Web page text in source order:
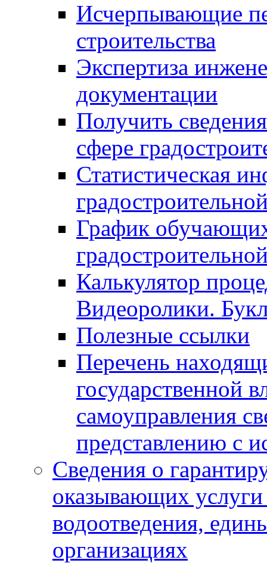
Исчерпывающие
строительства
Экспертиза
документации
Получить
сфере
Статистическая
График
Калькулятор
Видеоролики.
Полезные ссылки
Перечень
государственной
самоуправления
представлению с
Сведения о
оказывающих
водоотведения,
организациях